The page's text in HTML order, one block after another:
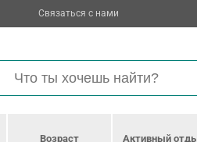
Связаться с нами
Возраст Активный